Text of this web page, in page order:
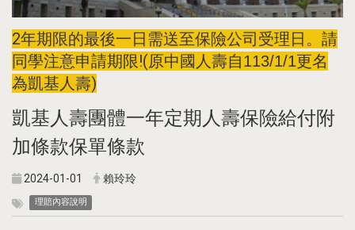
2年期限的最後一日需送至保險公司受理日。請
同學注意申請期限!(原中國人壽自113/1/1更名
為凱基人壽)
凱基人壽團體一年定期人壽保險給付附
加條款保單條款
2024-01-01 賴玲玲
理賠內容說明